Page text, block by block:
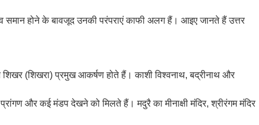
समान होने के बावजूद उनकी परंपराएं काफी अलग हैं। आइए जानते हैं उत्तर
(शिखरा) प्रमुख आकर्षण होते हैं। काशी विश्वनाथ, बद्रीनाथ और
प्रांगण और कई मंडप देखने को मिलते हैं। मदुरै का मीनाक्षी मंदिर, श्रीरंगम मंदिर